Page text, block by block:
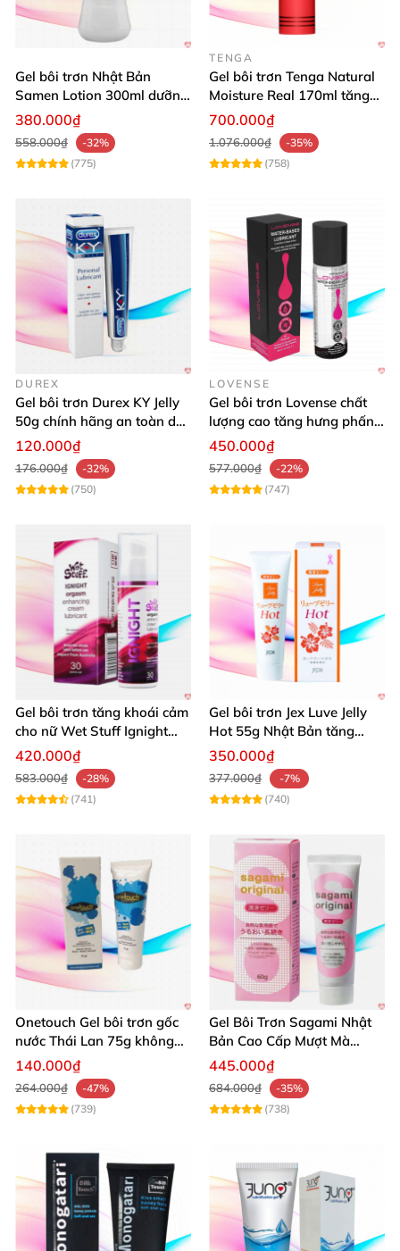
Gel bôi trơn Nhật Bản
Samen Lotion 300ml dưỡng
ẩm tăng khoái cảm
380.000₫
558.000₫
-32%
(775)
TENGA
Gel bôi trơn Tenga Natural
Moisture Real 170ml tăng
khoái cảm
700.000₫
1.076.000₫
-35%
(758)
DUREX
Gel bôi trơn Durex KY Jelly
50g chính hãng an toàn dễ
dùng
120.000₫
176.000₫
-32%
(750)
LOVENSE
Gel bôi trơn Lovense chất
lượng cao tăng hưng phấn
oral sex
450.000₫
577.000₫
-22%
(747)
Gel bôi trơn tăng khoái cảm
cho nữ Wet Stuff Ignight
30g se khít âm đạo
420.000₫
583.000₫
-28%
(741)
Gel bôi trơn Jex Luve Jelly
Hot 55g Nhật Bản tăng
khoái cảm
350.000₫
377.000₫
-7%
(740)
Onetouch Gel bôi trơn gốc
nước Thái Lan 75g không
chứa chất diệt tinh trùng
140.000₫
264.000₫
-47%
(739)
Gel Bôi Trơn Sagami Nhật
Bản Cao Cấp Mượt Mà
Tăng Khoái Cảm
445.000₫
684.000₫
-35%
(738)